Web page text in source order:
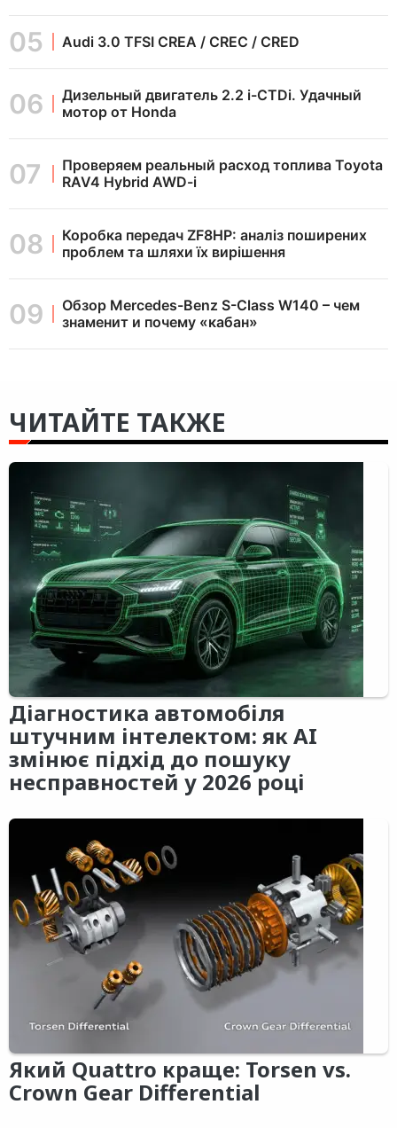
Audi 3.0 TFSI CREA / CREC / CRED
Дизельный двигатель 2.2 i-CTDi. Удачный
мотор от Honda
Проверяем реальный расход топлива Toyota
RAV4 Hybrid AWD-i
Коробка передач ZF8HP: аналіз поширених
проблем та шляхи їх вирішення
Обзор Mercedes-Benz S-Class W140 – чем
знаменит и почему «кабан»
ЧИТАЙТЕ ТАКЖЕ
Діагностика автомобіля
штучним інтелектом: як AI
змінює підхід до пошуку
несправностей у 2026 році
Який Quattro краще: Torsen vs.
Crown Gear Differential